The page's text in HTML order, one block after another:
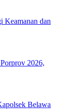
Keamanan dan
2026,
Belawa